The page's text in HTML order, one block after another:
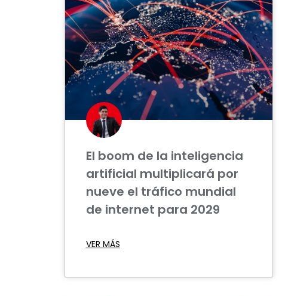
El boom de la inteligencia
artificial multiplicará por
nueve el tráfico mundial
de internet para 2029
VER MÁS